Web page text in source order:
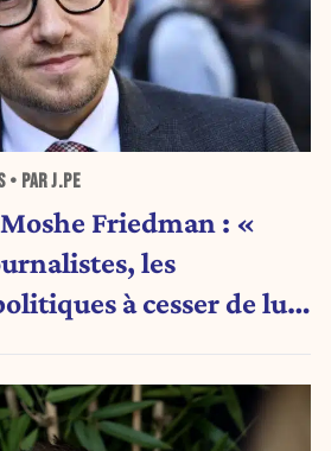
• PAR J.PE
Friedman : «
les
à cesser de lui